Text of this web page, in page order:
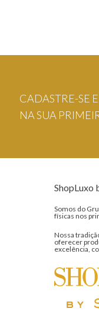
CADASTRE-SE
NA SUA
ShopLuxo
Somos do
físicas nos
Nossa
oferecer
excelência,